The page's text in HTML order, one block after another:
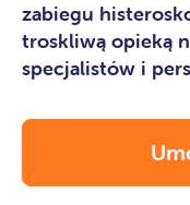
zabiegu
troskliwą opieką
specjalistów i